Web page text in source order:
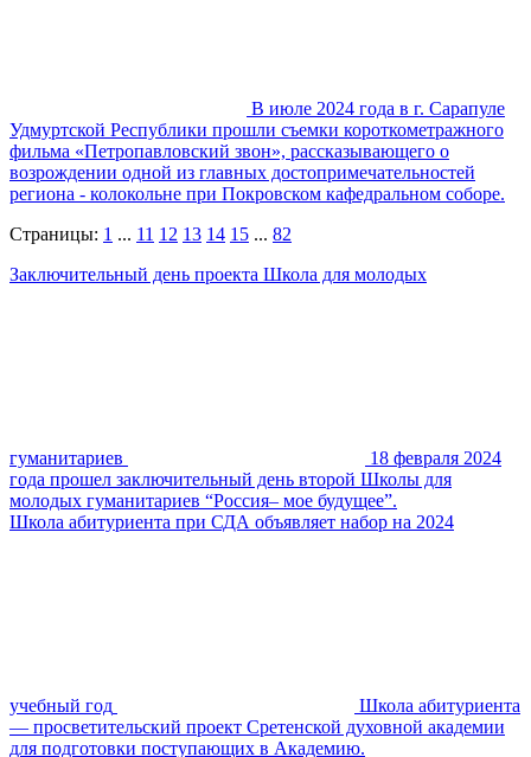
В июле 2024 года в г. Сарапуле
Удмуртской Республики прошли съемки короткометражного
фильма «Петропавловский звон», рассказывающего о
возрождении одной из главных достопримечательностей
региона - колокольне при Покровском кафедральном соборе.
Страницы: 1 ... 11 12 13 14 15 ... 82
Заключительный день проекта Школа для молодых
гуманитариев
18 февраля 2024
года прошел заключительный день второй Школы для
молодых гуманитариев “Россия– мое будущее”.
Школа абитуриента при СДА объявляет набор на 2024
учебный год
Школа абитуриента
— просветительский проект Сретенской духовной академии
для подготовки поступающих в Академию.